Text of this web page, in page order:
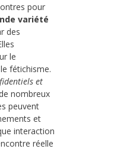
pour
variété
des
le
fétichisme.
et
nombreux
peuvent
et
interaction
réelle